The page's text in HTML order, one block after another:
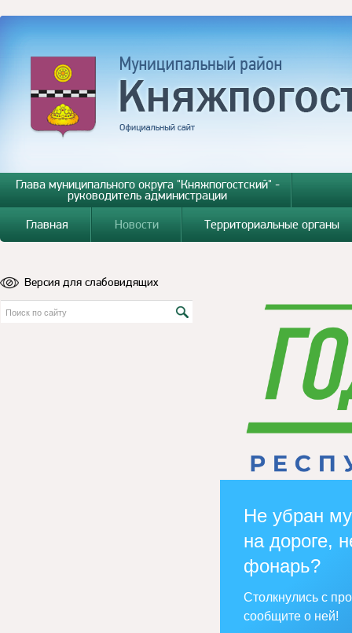
Глава муниципального округа "Княжпогостский" -
руководитель администрации
Главная
Новости Территориальные органы
Версия для слабовидящих
Не убран
на дороге,
фонарь?
Столкнулись с
сообщите о ней!